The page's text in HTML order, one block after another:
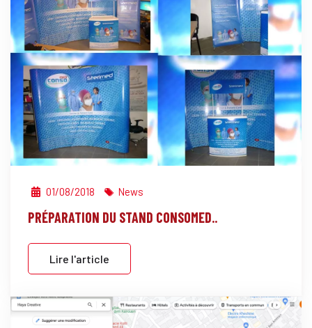
01/08/2018 News
PRÉPARATION DU STAND CONSOMED..
Lire l'article